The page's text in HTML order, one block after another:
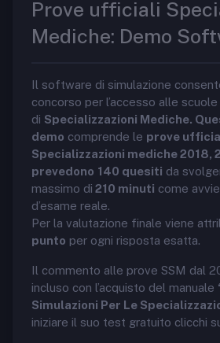
Prove ufficiali
Mediche: Demo
Il software di simulazione
concorso per l’accesso alle scuole
di Specializzazioni Mediche.
demo comprende le prove
Specializzazioni mediche 2018,
prevedono 140 quesiti da
massimo di 210 minuti come
d’esame reale.
Per la valutazione finale viene
punto per ogni risposta esatta.
Il commento alle prove SSM dal
incluso con l’acquisto del manuale
Simulazioni Per Le
iniziare il suo test gratuito clicchi